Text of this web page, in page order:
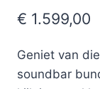
€ 1.599,00
Geniet van
soundbar